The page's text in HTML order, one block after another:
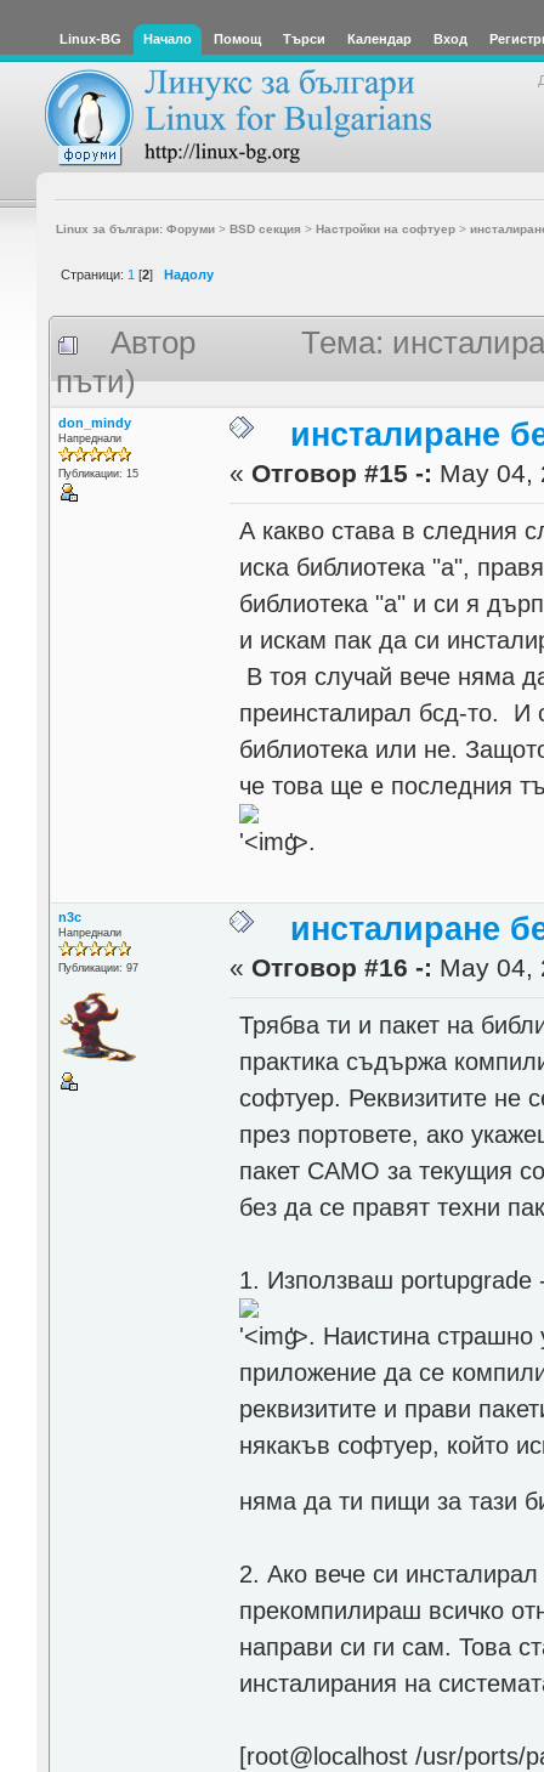
Linux-BG Начало Помощ Търси Календар Вход
Linux за българи: Форуми> BSD секция > Настройки на софтуер>
Страници: 1 [2] Надолу
Автор
Тема:
пъти)
don_mindy
Напреднали
Публикации: 15
инсталиране
« Отговор #15 -: May 04,
А какво става в следния
иска библиотека "а",
библиотека "а" и си я
и искам пак да си
В тоя случай вече няма
преинсталирал бсд-то. И
библиотека или не.
че това ще е последния
'>.
n3c
Напреднали
Публикации: 97
инсталиране
« Отговор #16 -: May 04,
Трябва ти и пакет на
практика съдържа
софтуер. Реквизитите не
през портовете, ако
пакет САМО за текущия
без да се правят техни
1. Използваш portupgrade
'>. Наистина страшно
приложение да се
реквизитите и прави
някакъв софтуер, който
няма да ти пищи за тази
2. Ако вече си
прекомпилираш всичко
направи си ги сам. Това
инсталирания на
[root@localhost /usr/ports/